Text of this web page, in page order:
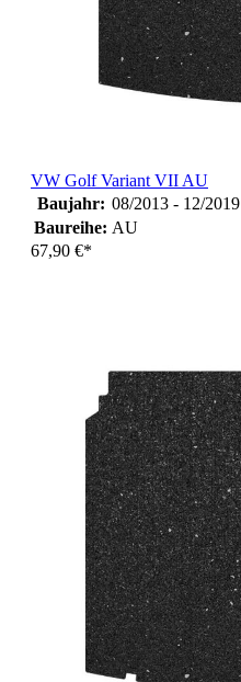
VW Golf Variant VII AU
Baujahr: 08/2013 - 12/2019
Baureihe: AU
67,90 €*